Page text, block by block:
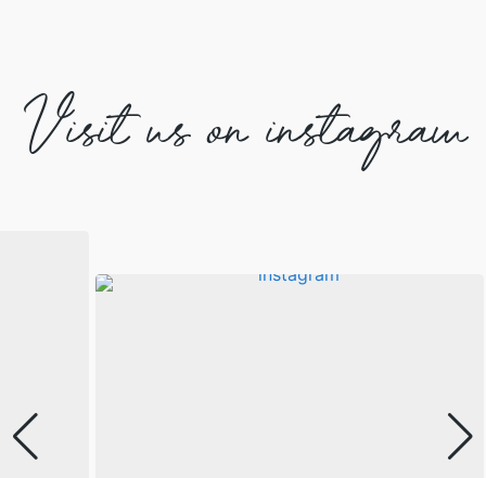
Visit us on instagram